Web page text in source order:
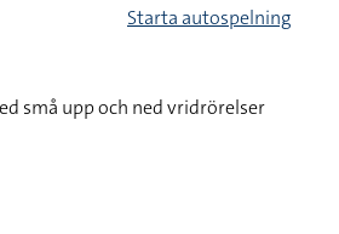
Starta autospelning
små upp och ned vridrörelser